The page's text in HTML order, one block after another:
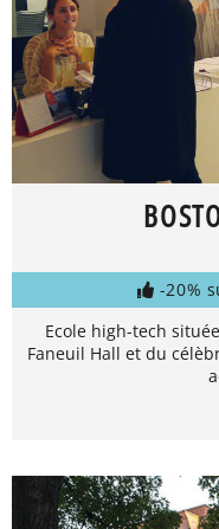
-20%
Ecole high-tech
Faneuil Hall et du